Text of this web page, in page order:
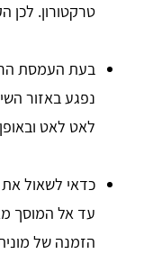
טרקטורון. לכן
בעת העמסת
נפגע באזור
לאט לאט
כדאי לשאול את
עד אל המוסך
הזמנה של